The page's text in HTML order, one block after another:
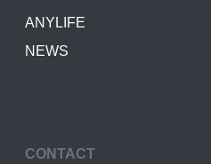
ANYLIFE
NEWS
CONTACT